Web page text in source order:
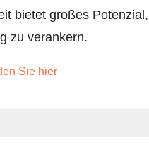
bietet großes
zu verankern.
Sie hier